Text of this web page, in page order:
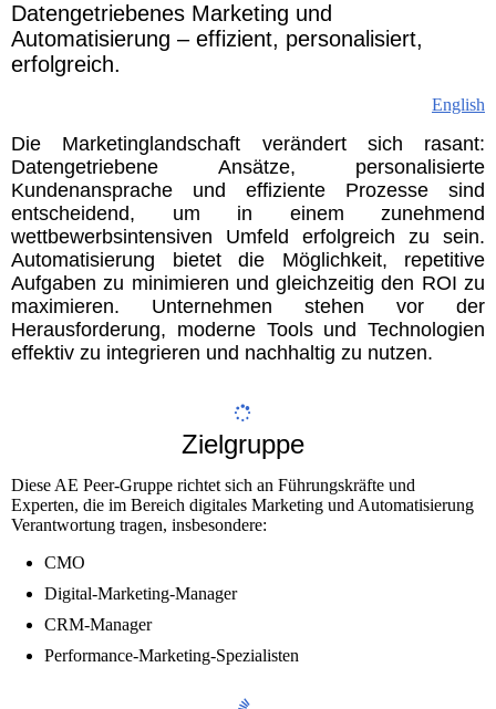
Datengetriebenes Marketing und
Automatisierung – effizient, personalisiert,
erfolgreich.
English
Die Marketinglandschaft verändert sich rasant:
Datengetriebene Ansätze, personalisierte
Kundenansprache und effiziente Prozesse sind
entscheidend, um in einem zunehmend
wettbewerbsintensiven Umfeld erfolgreich zu sein.
Automatisierung bietet die Möglichkeit, repetitive
Aufgaben zu minimieren und gleichzeitig den ROI zu
maximieren. Unternehmen stehen vor der
Herausforderung, moderne Tools und Technologien
effektiv zu integrieren und nachhaltig zu nutzen.
Zielgruppe
Diese AE Peer-Gruppe richtet sich an Führungskräfte und
Experten, die im Bereich digitales Marketing und Automatisierung
Verantwortung tragen, insbesondere:
CMO
Digital-Marketing-Manager
CRM-Manager
Performance-Marketing-Spezialisten